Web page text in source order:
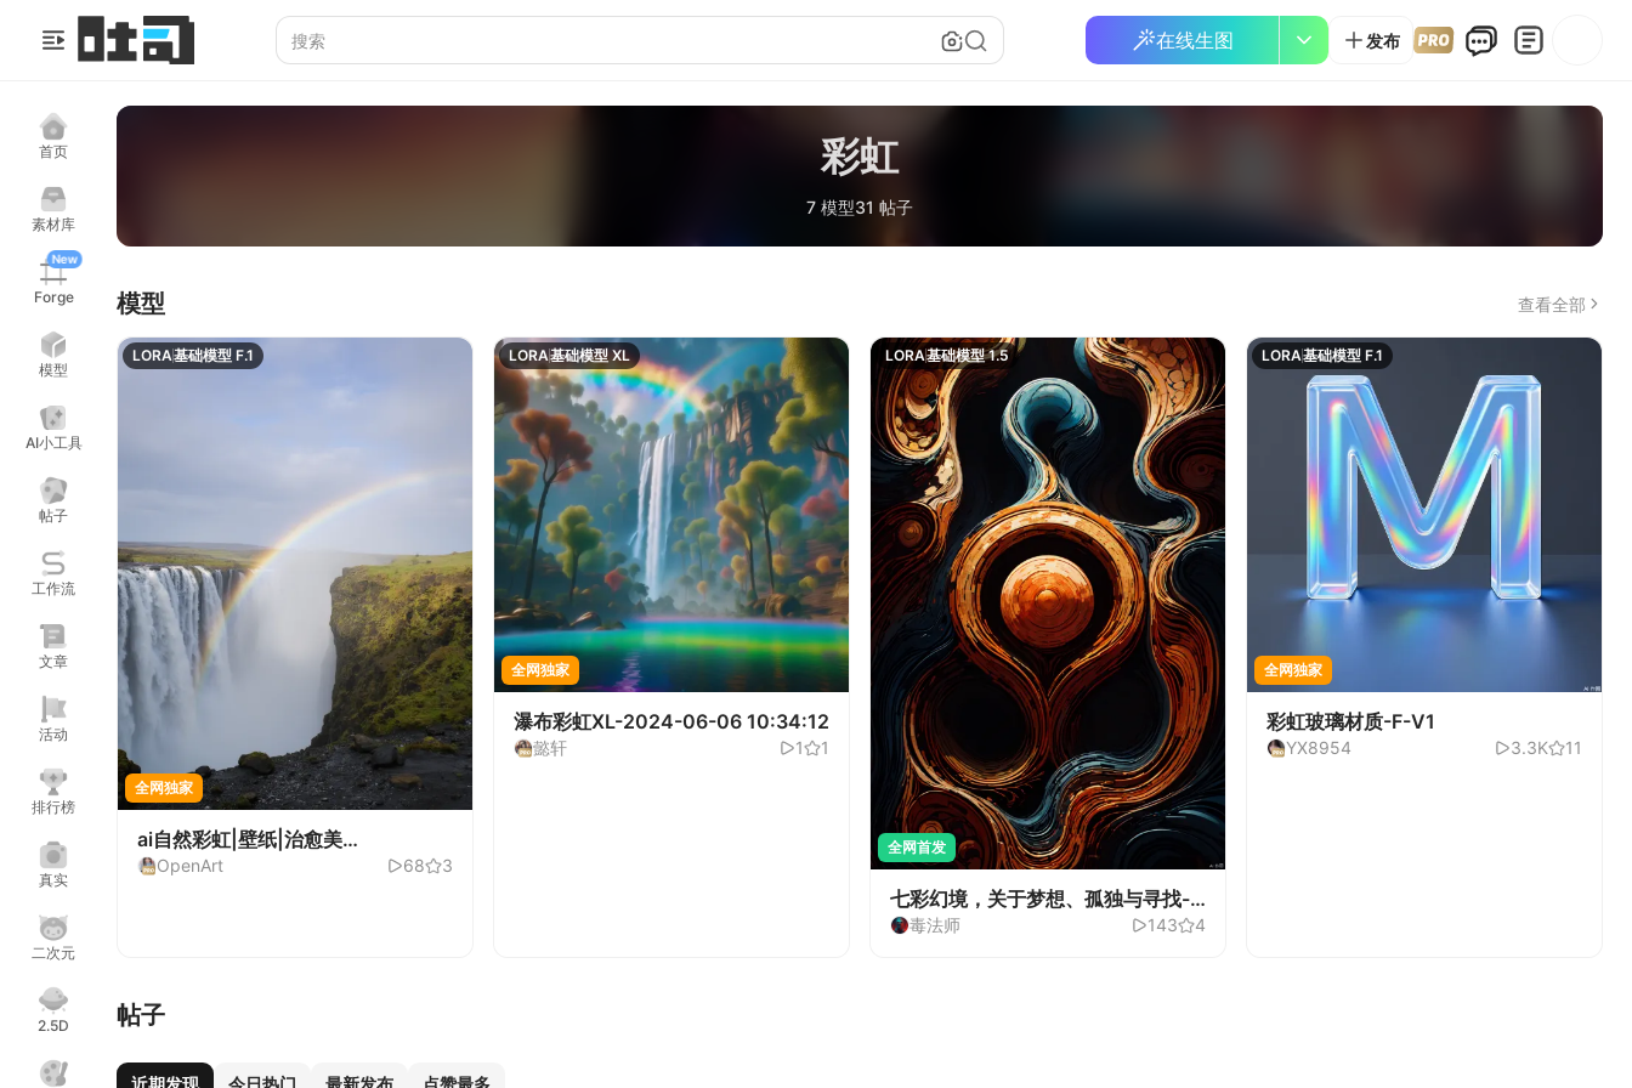
在线生图 发布
首页
素材库
New
Forge
模型
AI小工具
帖子
工作流
文章
活动
排行榜
真实
二次元
2.5D
彩虹
7 模型31 帖子
模型 查看全部
LORA基础模型 F.1
全网独家
ai自然彩虹|壁纸|治愈美
景|rainbow(F)-V0.6(F.1D)
OpenArt 68 3
LORA基础模型 XL
全网独家
瀑布彩虹XL-2024-06-06 10:34:12
懿轩 1 1
LORA基础模型 1.5
全网首发
七彩幻境，关于梦想、孤独与寻找-
1.0毒法师 143 4
LORA基础模型 F.1
全网独家
彩虹玻璃材质-F-V1
YX8954 3.3K 11
听说蛋糕很好吃
帖子
近期发现 今日热门 最新发布 点赞最多